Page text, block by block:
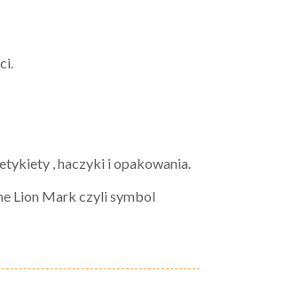
, haczyki i opakowania.
Lion Mark czyli symbol